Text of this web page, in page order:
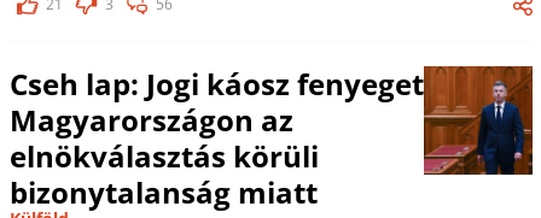
Cseh lap: Jogi káosz fenyeget
Magyarországon az
elnökválasztás körüli
bizonytalanság miatt